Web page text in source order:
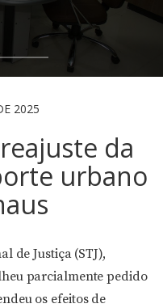
2025
da
urbano
de Justiça (STJ),
parcialmente pedido
os efeitos de